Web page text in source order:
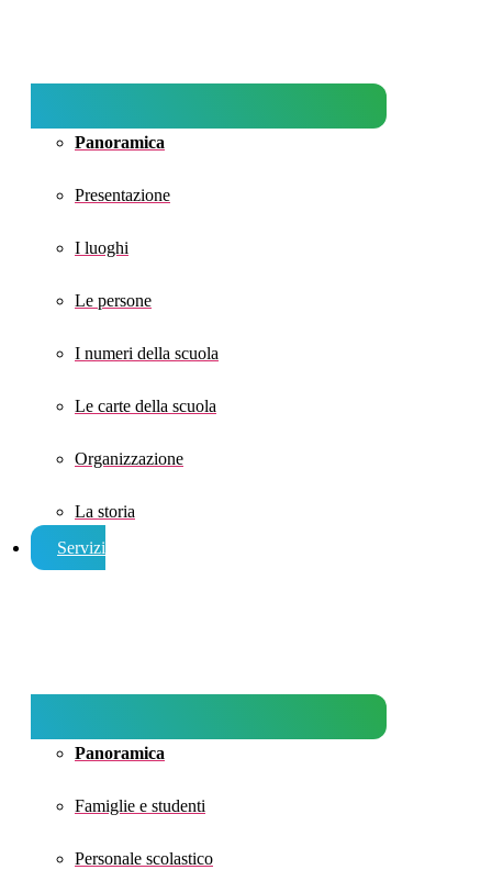
Panoramica
Presentazione
I luoghi
Le persone
I numeri della scuola
Le carte della scuola
Organizzazione
La storia
Servizi
Panoramica
Famiglie e studenti
Personale scolastico